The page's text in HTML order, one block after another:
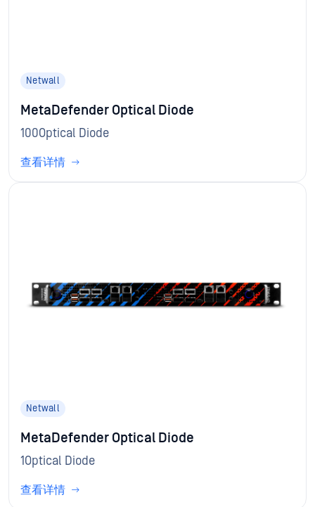
Netwall
MetaDefender Optical Diode
100Optical Diode
查看详情
Netwall
MetaDefender Optical Diode
1Optical Diode
查看详情